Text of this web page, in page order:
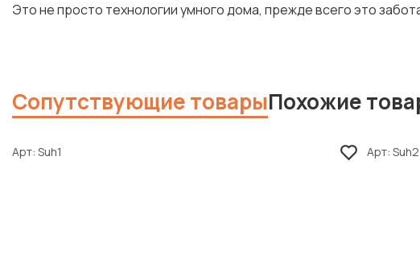
Это не просто технологии умного дома, прежде всего это
Сопутствующие товарыПохожие
Арт Suh1 Арт Suh2